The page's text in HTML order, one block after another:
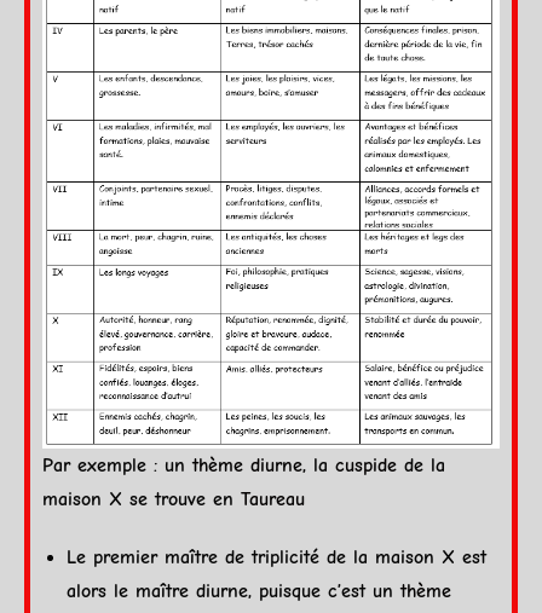
Par exemple : unthème diurne, la cuspide de la
maison X se trouve en Taureau
Le premier maître de triplicité de la maison X est
alors le maître diurne, puisque c’est unthème